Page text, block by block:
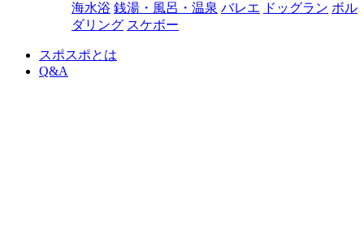
海水浴 銭湯・風呂・温泉 バレエ ドッグラン ボル
ダリング スケボー
スポスポとは
Q&A